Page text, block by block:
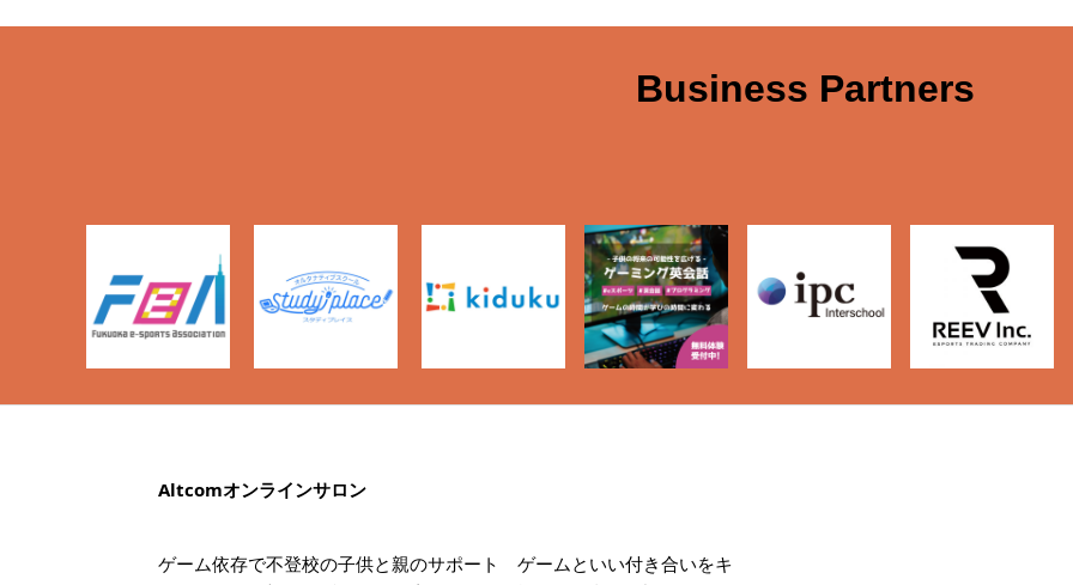
Business Partners
Altcomオンラインサロン
ゲーム依存で不登校の子供と親のサポート ゲームといい付き合いをキ